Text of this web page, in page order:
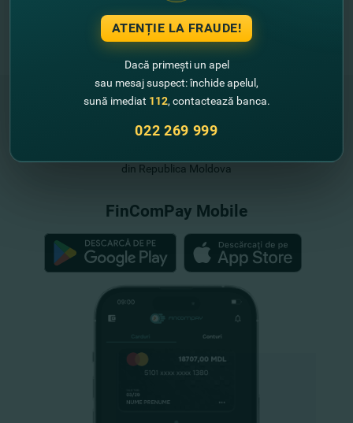
din Republica Moldova
FinComPay Mobile
ATENȚIE LA FRAUDE!
Dacă primești un apel
sau mesaj suspect: închide apelul,
sună imediat 112, contactează banca.
022 269 999